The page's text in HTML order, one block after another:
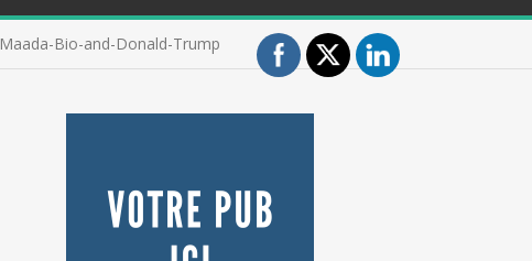
Maada-Bio-and-Donald-Trump